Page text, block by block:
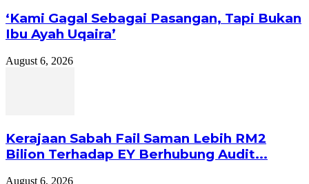
‘Kami Gagal Sebagai Pasangan, Tapi Bukan
Ibu Ayah Uqaira’
August 6, 2026
Kerajaan Sabah Fail Saman Lebih RM2
Bilion Terhadap EY Berhubung Audit...
August 6, 2026